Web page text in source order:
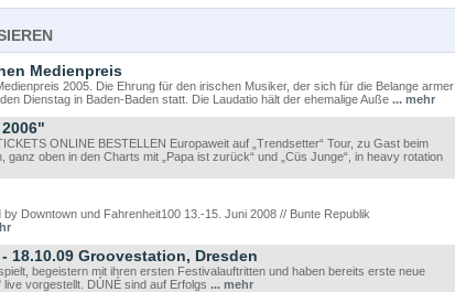
Medienpreis
2005. Die Ehrung für den irischen Musiker, der sich für die Belange armer
Dienstag in Baden-Baden statt. Die Laudatio hält der ehemalige Auße ... mehr
ONLINE BESTELLEN Europaweit auf „Trendsetter“ Tour, zu Gast beim
oben in den Charts mit „Papa ist zurück“ und „Cüs Junge“, in heavy rotation
und Fahrenheit100 13.-15. Juni 2008 // Bunte Republik
18.10.09 Groovestation, Dresden
begeistern mit ihren ersten Festivalauftritten und haben bereits erste neue
vorgestellt. DÚNÉ sind auf Erfolgs ... mehr